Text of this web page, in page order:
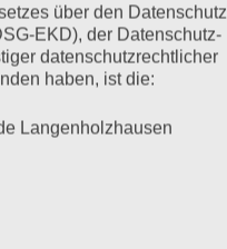
2026
(2
(1
über den
EKD), der Datenschutz-
datenschutzrechtlicher
haben, ist die:
Langenholzhausen